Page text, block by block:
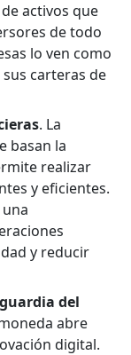
activos que
de todo
lo ven como
carteras de
. La
basan la
realizar
y eficientes.
y reducir
del
abre
digital.